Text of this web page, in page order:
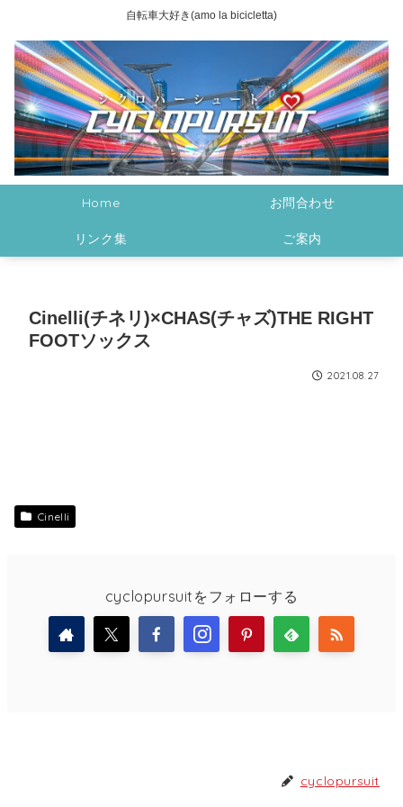
自転車大好き(amo la bicicletta)
Home お問合わせ
リンク集 ご案内
Cinelli(チネリ)×CHAS(チャズ)THE RIGHT
FOOTソックス
2021.08.27
Cinelli
cyclopursuitをフォローする
cyclopursuit